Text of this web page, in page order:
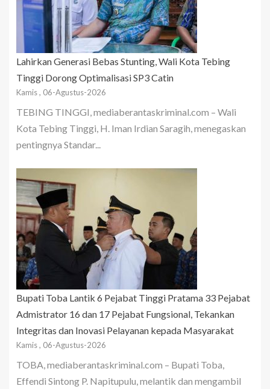
Lahirkan Generasi Bebas Stunting, Wali Kota Tebing
Tinggi Dorong Optimalisasi SP3 Catin
Kamis , 06-Agustus-2026
TEBING TINGGI, mediaberantaskriminal.com – Wali
Kota Tebing Tinggi, H. Iman Irdian Saragih, menegaskan
pentingnya Standar...
Bupati Toba Lantik 6 Pejabat Tinggi Pratama 33 Pejabat
Admistrator 16 dan 17 Pejabat Fungsional, Tekankan
Integritas dan Inovasi Pelayanan kepada Masyarakat
Kamis , 06-Agustus-2026
TOBA, mediaberantaskriminal.com – Bupati Toba,
Effendi Sintong P. Napitupulu, melantik dan mengambil